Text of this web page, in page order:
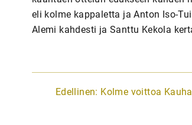
eli kolme kappaletta ja Anton Iso-
Alemi kahdesti ja Santtu Kekola
A
Edellinen: Kolme voittoa